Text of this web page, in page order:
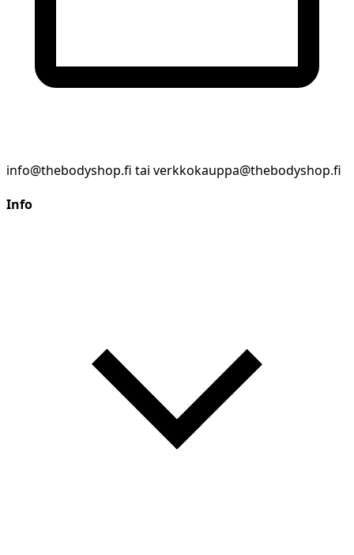
info@thebodyshop.fi tai verkkokauppa@thebodyshop.fi
Info